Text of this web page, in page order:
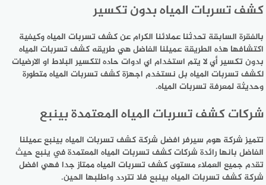
كشف تسربات المياه بدون تكسير
بالفقرة السابقة تحدثنا عملائنا الكرام عن كشف تسربات المياه وكيفية
اكتشافها هذه الطريقة عميلنا الفاضل هي طريقه كشف تسربات المياه
بدون تكسير أي لا يتم استخدام اي ادوات حاده لتكسير البلاط او الارضيات
لكشف تسربات المياه بل نستخدم اجهزة كشف تسربات المياه متطورة
وحديثة لمعرفة تسربات المياه.
شركات كشف تسربات المياه المعتمدة بينبع
تتميز شركة هوم سيرفر افضل شركة كشف تسربات المياه بينبع عميلنا
الفاضل بانها رائدة شركات كشف تسربات المياه المعتمدة في ينبع حيث
تقدم جميع العملاء مستوى كشف تسربات المياه ممتاز جدا فهي افضل
شركة كشف تسربات المياه بينبع فلا تتردد واطلبها الحين.